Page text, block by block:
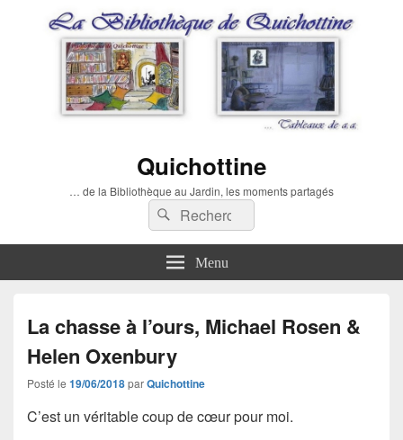
Quichottine
… de la Bibliothèque au Jardin, les moments partagés
Recherche :
Rechercher
Menu
La chasse à l’ours, Michael Rosen &
Helen Oxenbury
Posté le 19/06/2018parQuichottine
C’est un véritable coup de cœur pour moi.